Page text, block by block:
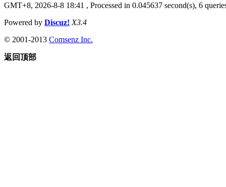
GMT+8, 2026-8-8 18:41 , Processed in 0.045637 second(s), 6
Powered by Discuz! X3.4
© 2001-2013 Comsenz Inc.
返回顶部